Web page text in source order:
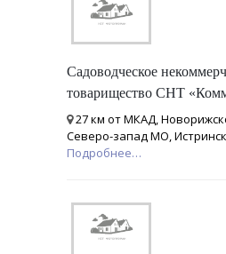
Садоводческое
товарищество СНТ
27 км от МКАД,
Северо-запад МО,
Подробнее…